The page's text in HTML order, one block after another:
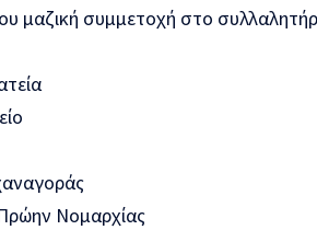
μαζική συμμετοχή στο
Νομαρχίας